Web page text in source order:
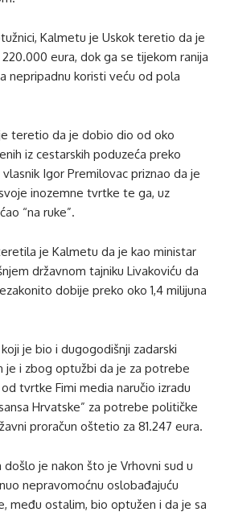
Kalmetu je Uskok teretio da je
eura, dok ga se tijekom ranija
nepripadnu koristi veću od pola
teretio da je dobio dio od oko
iz cestarskih poduzeća preko
Igor Premilovac priznao da je
inozemne tvrtke te ga, uz
“na ruke”.
je Kalmetu da je kao ministar
državnom tajniku Livakoviću da
dobije preko oko 1,4 milijuna
je bio i dugogodišnji zadarski
je i zbog optužbi da je za potrebe
tvrtke Fimi media naručio izradu
Hrvatske” za potrebe političke
proračun oštetio za 81.247 eura.
je nakon što je Vrhovni sud u
nepravomoćnu oslobađajuću
među ostalim, bio optužen i da je sa